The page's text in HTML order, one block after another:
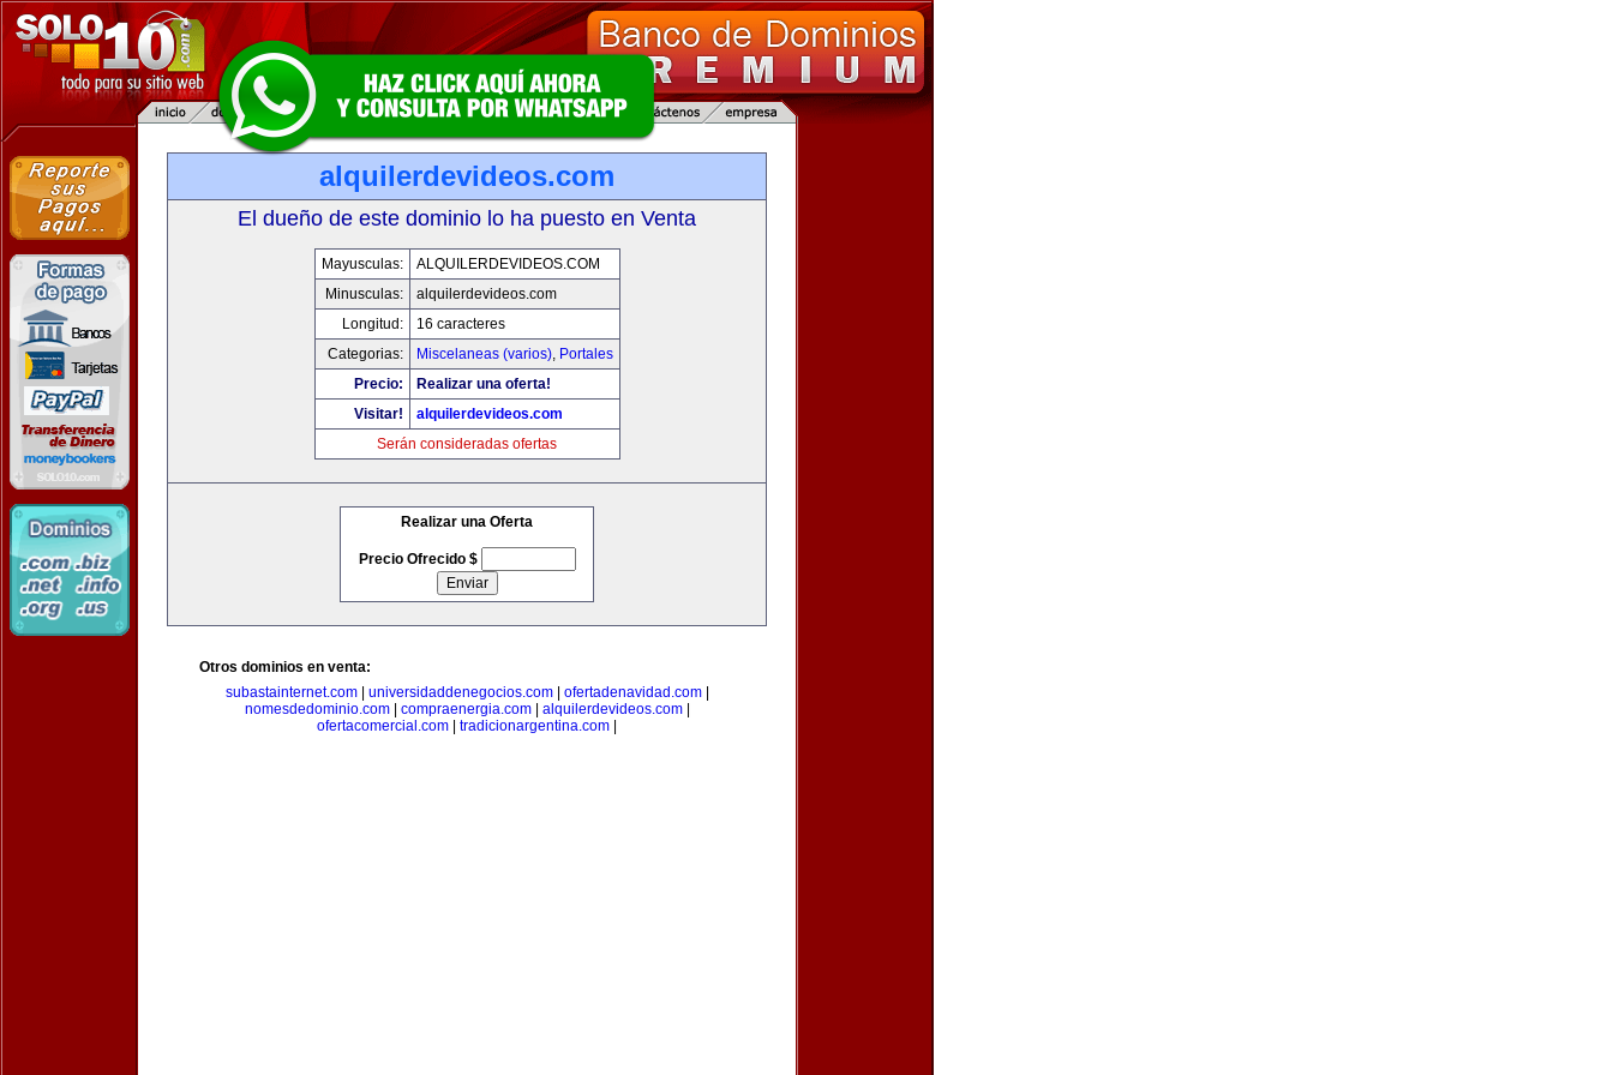
alquilerdevideos.com
El dueño de este dominio lo ha puesto en Venta
Mayusculas:
ALQUILERDEVIDEOS.COM
Minusculas:
alquilerdevideos.com
Longitud:
16 caracteres
Categorias:
Miscelaneas (varios), Portales
Precio:
Realizar una oferta!
Visitar!
alquilerdevideos.com
Serán consideradas ofertas
Realizar una Oferta
Precio Ofrecido $
Otros dominios en venta:
subastainternet.com| universidaddenegocios.com| ofertadenavidad.com|
nomesdedominio.com| compraenergia.com| alquilerdevideos.com|
ofertacomercial.com
tradicionargentina.com